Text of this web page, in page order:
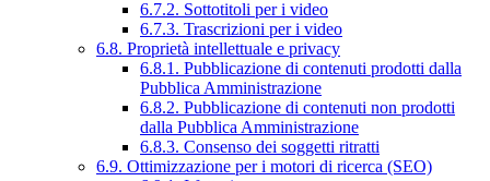
6.7.2. Sottotitoli per i video
6.7.3. Trascrizioni per i video
6.8. Proprietà intellettuale e privacy
6.8.1. Pubblicazione di contenuti prodotti dalla
Pubblica Amministrazione
6.8.2. Pubblicazione di contenuti non prodotti
dalla Pubblica Amministrazione
6.8.3. Consenso dei soggetti ritratti
6.9. Ottimizzazione per i motori di ricerca (SEO)